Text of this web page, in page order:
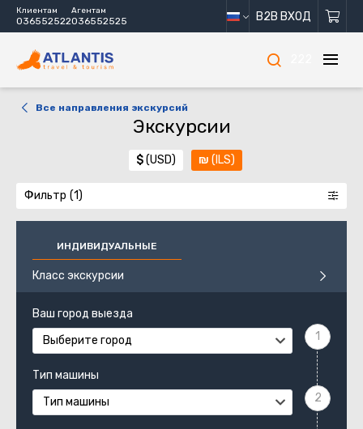
Клиентам
036552522
Агентам
036552525 B2B ВХОД
Все направления экскурсий
Экскурсии
$(USD) ₪ (ILS)
Фильтр
ИНДИВИДУАЛЬНЫЕ
Класс экскурсии
Ваш город выезда
Выберите город
Тип машины
Тип машины